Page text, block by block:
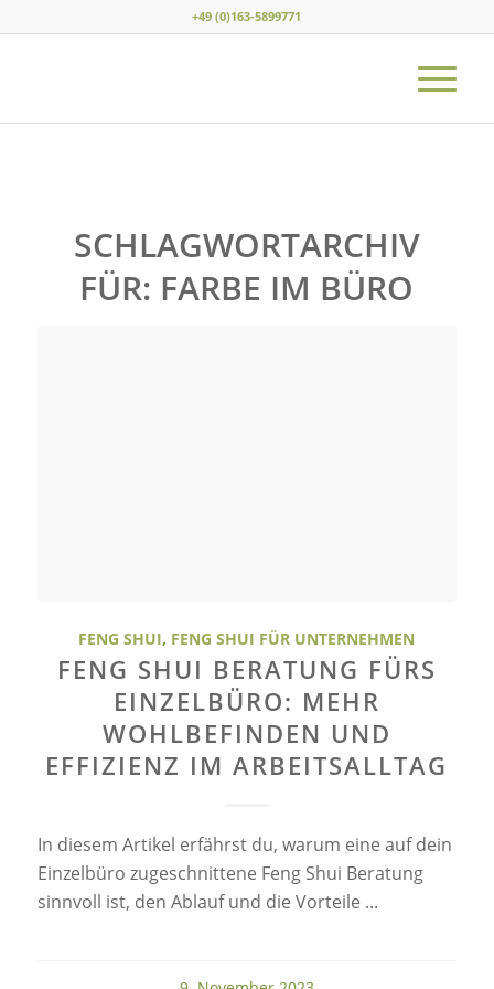
+49 (0)163-5899771
SCHLAGWORTARCHIV
FÜR: FARBE IM BÜRO
FENG SHUI, FENG SHUI FÜR UNTERNEHMEN
FENG SHUI BERATUNG FÜRS
EINZELBÜRO: MEHR
WOHLBEFINDEN UND
EFFIZIENZ IM ARBEITSALLTAG
In diesem Artikel erfährst du, warum eine auf dein
Einzelbüro zugeschnittene Feng Shui Beratung
sinnvoll ist, den Ablauf und die Vorteile ...